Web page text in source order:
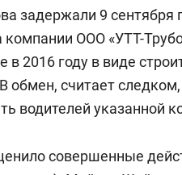
задержали 9 сентября
компании ООО «УТТ-
в 2016 году в виде
обмен, считает
водителей указанной
совершенные
свою
стрессом»